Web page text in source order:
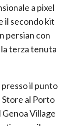
a pixel
il secondo kit
persian con
terza tenuta
il punto
Store al Porto
Village